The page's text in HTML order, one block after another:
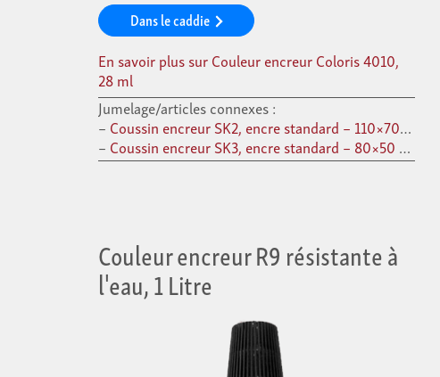
Dans le caddie
En savoir plus sur Couleur encreur Coloris 4010,
28 ml
Jumelage/articles connexes :
Coussin encreur SK2, encre standard – 110×70 mm
Coussin encreur SK3, encre standard – 80×50 mm
Couleur encreur R9 résistante à
l'eau, 1 Litre